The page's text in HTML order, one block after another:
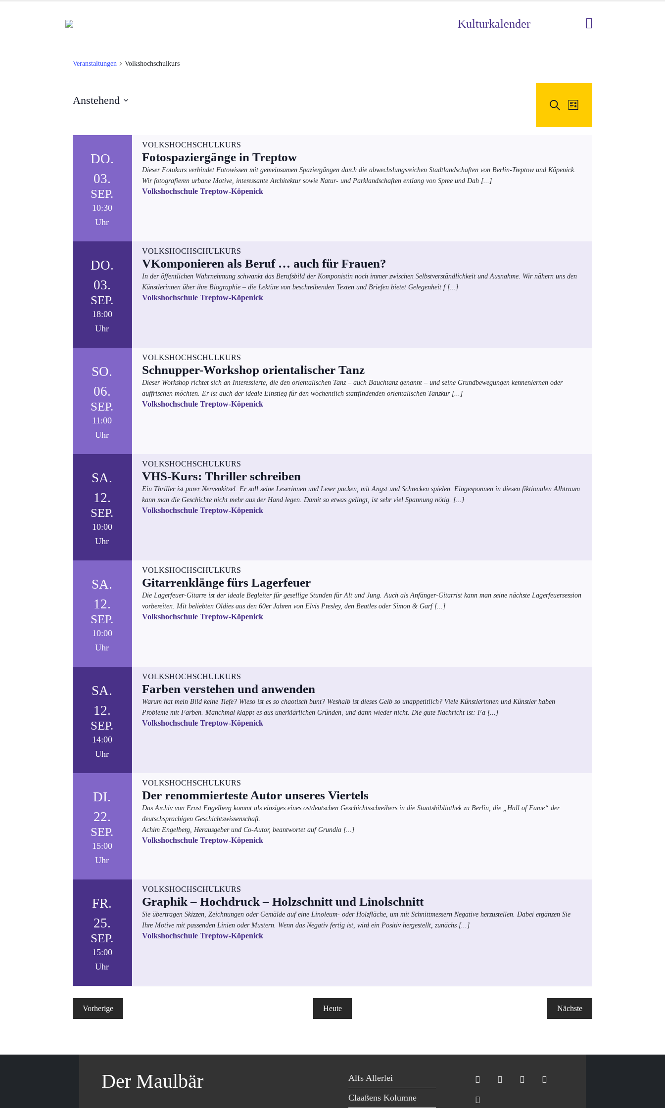
Kulturkalender
Veranstaltungen Volkshochschulkurs
Veranstaltungen
Suche
Ansichten,
Suche
Veranstaltung
Ansichten-
Liste
Anstehend
DO.
03.
SEP.
10:30
Uhr
VOLKSHOCHSCHULKURS
Fotospaziergänge in Treptow
Dieser Fotokurs verbindet Fotowissen mit gemeinsamen Spaziergängen durch die abwechslungsreichen Stadtlandschaften von Berlin-Treptow und Köpenick.
Wir fotografieren urbane Motive, interessante Architektur sowie Natur- und Parklandschaften entlang von Spree und Dah [...]
Volkshochschule Treptow-Köpenick
DO.
03.
SEP.
18:00
Uhr
VOLKSHOCHSCHULKURS
VKomponieren als Beruf … auch für Frauen?
In der öffentlichen Wahrnehmung schwankt das Berufsbild der Komponistin noch immer zwischen Selbstverständlichkeit und Ausnahme. Wir nähern uns den
Künstlerinnen über ihre Biographie – die Lektüre von beschreibenden Texten und Briefen bietet Gelegenheit f[...]
Volkshochschule Treptow-Köpenick
SO.
06.
SEP.
11:00
Uhr
VOLKSHOCHSCHULKURS
Schnupper-Workshop orientalischer Tanz
Dieser Workshop richtet sich an Interessierte, die den orientalischen Tanz – auch Bauchtanz genannt – und seine Grundbewegungen kennenlernen oder
auffrischen möchten. Er ist auch der ideale Einstieg für den wöchentlich stattfindenden orientalischen Tanzkur[...]
Volkshochschule Treptow-Köpenick
SA.
12.
SEP.
10:00
Uhr
VOLKSHOCHSCHULKURS
VHS-Kurs: Thriller schreiben
Ein Thriller ist purer Nervenkitzel. Er soll seine Leserinnen und Leser packen, mit Angst und Schrecken spielen. Eingesponnen in diesen fiktionalen Albtraum
kann man die Geschichte nicht mehr aus der Hand legen. Damit so etwas gelingt, ist sehr viel Spannung nötig. [...]
Volkshochschule Treptow-Köpenick
SA.
12.
SEP.
10:00
Uhr
VOLKSHOCHSCHULKURS
Gitarrenklänge fürs Lagerfeuer
Die Lagerfeuer-Gitarre ist der ideale Begleiter für gesellige Stunden für Alt und Jung. Auch als Anfänger-Gitarrist kann man seine nächste Lagerfeuersession
vorbereiten. Mit beliebten Oldies aus den 60er Jahren von Elvis Presley, den Beatles oder Simon & Garf[...]
Volkshochschule Treptow-Köpenick
SA.
12.
SEP.
14:00
Uhr
VOLKSHOCHSCHULKURS
Farben verstehen und anwenden
Warum hat mein Bild keine Tiefe? Wieso ist es so chaotisch bunt? Weshalb ist dieses Gelb so unappetitlich? Viele Künstlerinnen und Künstler haben
Probleme mit Farben. Manchmal klappt es aus unerklärlichen Gründen, und dann wieder nicht. Die gute Nachricht ist: Fa [...]
Volkshochschule Treptow-Köpenick
DI.
22.
SEP.
15:00
Uhr
VOLKSHOCHSCHULKURS
Der renommierteste Autor unseres Viertels
Das Archiv von Ernst Engelberg kommt als einziges eines ostdeutschen Geschichtsschreibers in die Staatsbibliothek zu Berlin, die „Hall of Fame“ der
deutschsprachigen Geschichtswissenschaft.
Achim Engelberg, Herausgeber und Co-Autor, beantwortet auf Grundla [...]
Volkshochschule Treptow-Köpenick
FR.
25.
SEP.
15:00
Uhr
VOLKSHOCHSCHULKURS
Graphik – Hochdruck – Holzschnitt und Linolschnitt
Sie übertragen Skizzen, Zeichnungen oder Gemälde auf eine Linoleum- oder Holzfläche, um mit Schnittmessern Negative herzustellen. Dabei ergänzen Sie
Ihre Motive mit passenden Linien oder Mustern. Wenn das Negativ fertig ist, wird ein Positiv hergestellt, zunächs [...]
Volkshochschule Treptow-Köpenick
VorherigeVeranstaltungen Heute
Nächste
Veranstaltungen
Der Maulbär
Alfs Allerlei
Claaßens Kolumne